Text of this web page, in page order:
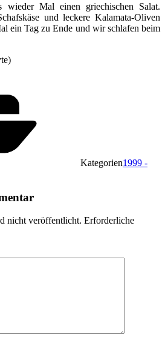
wieder Mal einen griechischen Salat.
und leckere Kalamata-Oliven
ein Tag zu Ende und wir schlafen beim
Kategorien1999 -
nicht veröffentlicht. Erforderliche